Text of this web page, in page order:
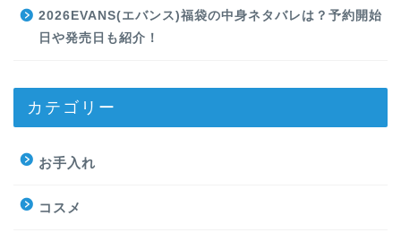
2026EVANS(エバンス)福袋の中身ネタバレは？予約開始
日や発売日も紹介！
カテゴリー
お手入れ
コスメ